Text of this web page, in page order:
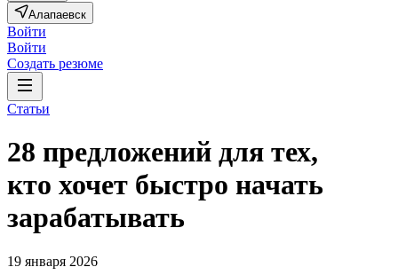
Алапаевск
Войти
Войти
Создать резюме
Статьи
28 предложений для тех,
кто хочет быстро начать
зарабатывать
19 января 2026